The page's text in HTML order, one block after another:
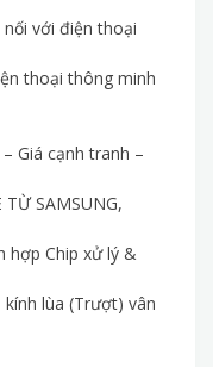
với điện thoại
thoại thông minh
Giá cạnh tranh –
TỪ SAMSUNG,
hợp Chip xử lý &
lùa (Trượt) vân